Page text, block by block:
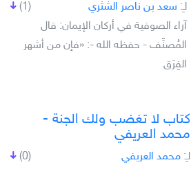
(1) لـِ: سعد بن ناصر الشثري
آراء الصوفية في أركان الإيمان: قال
المُصنِّف - حفظه الله -: «فإن من أشهر
الفِرَق
كتاب لا تغضب ولك الجنة -
محمد العريفي
(0) لـِ:محمد العريفي